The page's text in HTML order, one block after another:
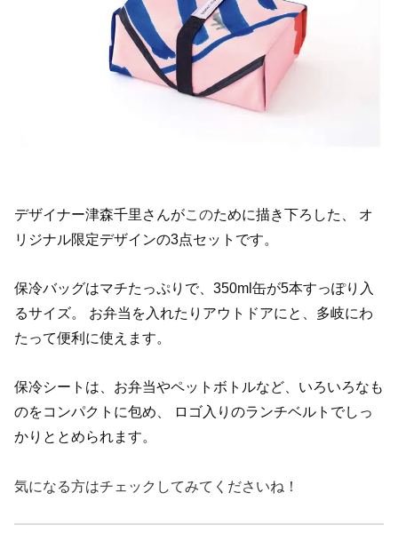
デザイナー津森千里さんがこのために描き下ろした、 オ
リジナル限定デザインの3点セットです。
保冷バッグはマチたっぷりで、350ml缶が5本すっぽり入
るサイズ。 お弁当を入れたりアウトドアにと、多岐にわ
たって便利に使えます。
保冷シートは、お弁当やペットボトルなど、いろいろなも
のをコンパクトに包め、 ロゴ入りのランチベルトでしっ
かりととめられます。
気になる方はチェックしてみてくださいね！